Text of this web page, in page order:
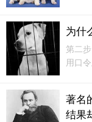
语气
去，
为什
第二
用口
步：
子被...
著名
结果